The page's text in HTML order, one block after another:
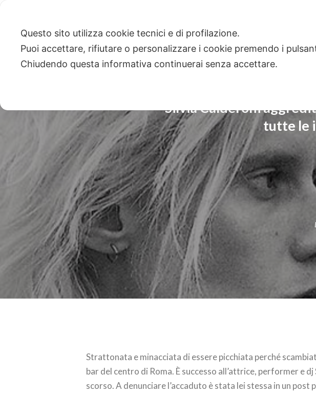
Silvia Calderoni
tutte le
Strattonata e minacciata di essere picchiata perché
bar del centro di Roma. È successo all’attrice, performer e
scorso. A denunciare l’accaduto è stata lei stessa in un post
Questo sito utilizza cookie tecnici e di profilazione.
Puoi accettare, rifiutare o personalizzare i cookie premendo i
Chiudendo questa informativa continuerai senza accettare.